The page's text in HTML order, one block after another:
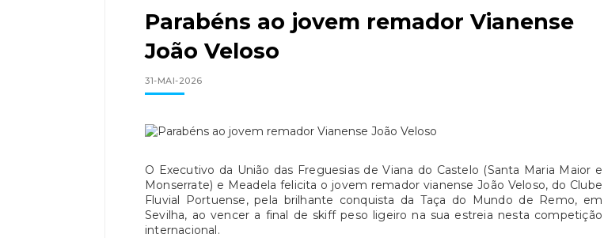
Parabéns ao jovem remador Vianense
João Veloso
31-MAI-2026
O Executivo da União das Freguesias de Viana do Castelo (Santa Maria Maior e
Monserrate) e Meadela felicita o jovem remador vianense João Veloso, do Clube
Fluvial Portuense, pela brilhante conquista da Taça do Mundo de Remo, em
Sevilha, ao vencer a final de skiff peso ligeiro na sua estreia nesta competição
internacional.